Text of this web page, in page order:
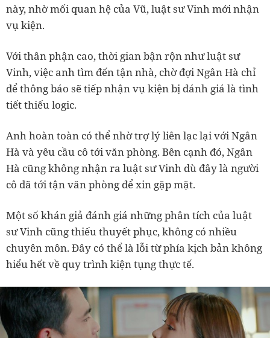
này, nhờ mối quan hệ của Vũ, luật sư Vinh mới nhận
vụ kiện.
Với thân phận cao, thời gian bận rộn như luật sư
Vinh, việc anh tìm đến tận nhà, chờ đợi Ngân Hà chỉ
để thông báo sẽ tiếp nhận vụ kiện bị đánh giá là tình
tiết thiếu logic.
Anh hoàn toàn có thể nhờ trợ lý liên lạc lại với Ngân
Hà và yêu cầu cô tới văn phòng. Bên cạnh đó, Ngân
Hà cũng không nhận ra luật sư Vinh dù đây là người
cô đã tới tận văn phòng để xin gặp mặt.
Một số khán giả đánh giá những phân tích của luật
sư Vinh cũng thiếu thuyết phục, không có nhiều
chuyên môn. Đây có thể là lỗi từ phía kịch bản không
hiểu hết về quy trình kiện tụng thực tế.